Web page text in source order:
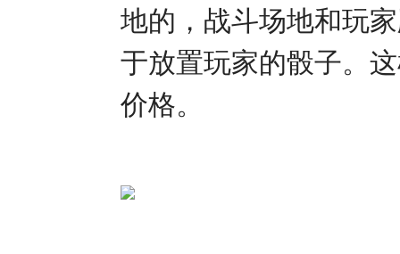
地的，战斗场地和玩
于放置玩家的骰子。
价格。